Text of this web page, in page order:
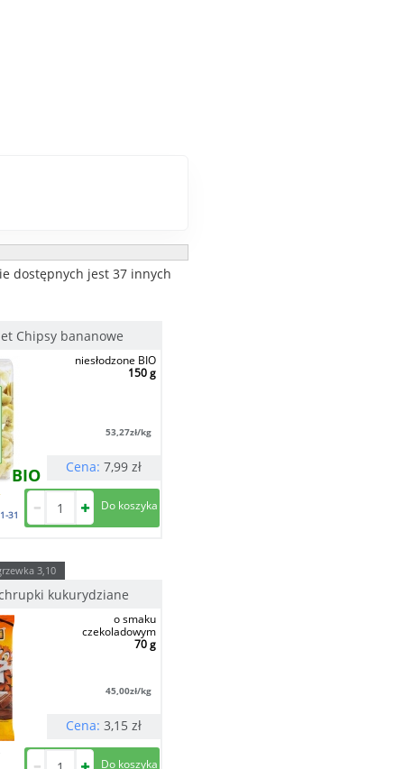
dostępnych jest 37 innych
Chipsy bananowe
BIO
niesłodzone BIO
150 g
53,27zł/kg
Cena:7,99 zł
31
3,10
kukurydziane
o smaku
czekoladowym
70 g
45,00zł/kg
Cena:3,15 zł